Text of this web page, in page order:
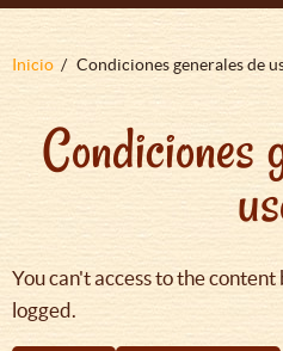
Sobrescribir
ayuda
navegación
Inicio Condiciones generales de
Condiciones
You can't access to the
logged.